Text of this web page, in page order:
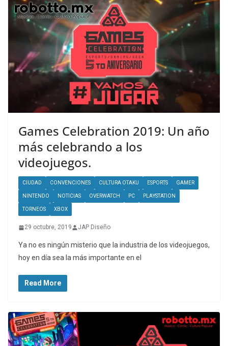
Games Celebration 2019: Un año
más celebrando a los
videojuegos.
CIUDAD CONVENCIONES CULTURA OTAKU ESPORTS GAMER
NINTENDO NOTICIAS OVERWATCH PC PLAYSTATION
TORNEOS XBOX
29 octubre, 2019 JAP Diseño
Ya no es ningún misterio que la industria de los videojuegos,
hoy en día sea la más importante en el
Read More